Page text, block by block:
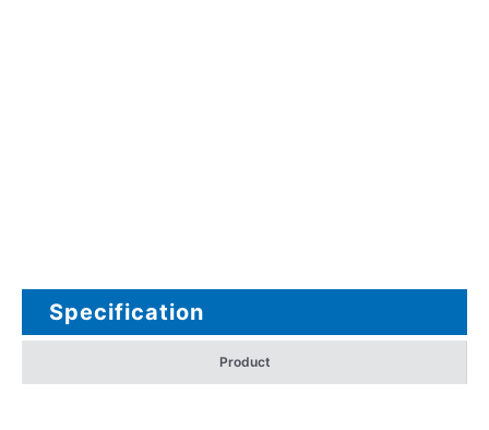
Specification
Product